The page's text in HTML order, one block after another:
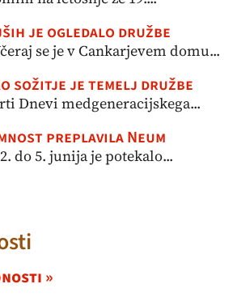
je ogledalo družbe
se je v Cankarjevem domu...
sožitje je temelj družbe
Dnevi medgeneracijskega...
preplavila Neum
do 5. junija je potekalo...
»